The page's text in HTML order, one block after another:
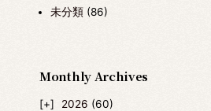
未分類(86)
Monthly Archives
2026 (60)